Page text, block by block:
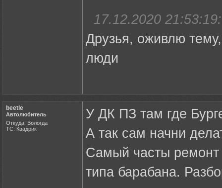
17.12.2020 21:53:19:
Друзья, оживлю
люди
beetle
Автолюбитель
Откуда: Вологда
ТС: Квадрик
У ДК ПЗ там где
А так сам начни
Самый часты ремонт
типа барабана.